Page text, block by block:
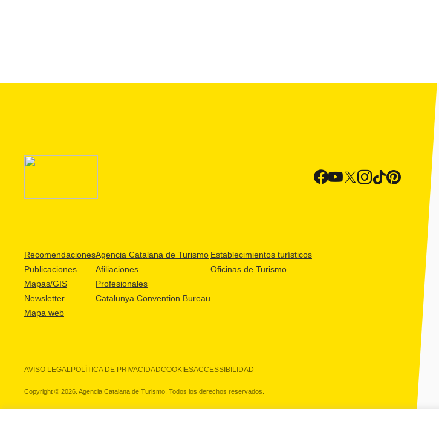
Recomendaciones
Publicaciones
Mapas/GIS
Newsletter
Mapa web
Agencia Catalana de Turismo
Afiliaciones
Profesionales
Catalunya Convention Bureau
Establecimientos turísticos
Oficinas de Turismo
AVISO LEGALPOLÍTICA DE PRIVACIDADCOOKIESACCESSIBILIDAD
Copyright © 2026. Agencia Catalana de Turismo. Todos los derechos reservados.